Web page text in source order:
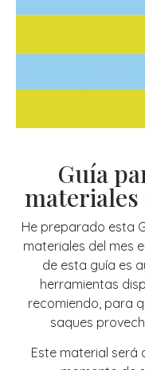
Guía
materiales
He preparado esta
materiales del mes
de esta guía es
herramientas
recomiendo, para
saques
Este material será